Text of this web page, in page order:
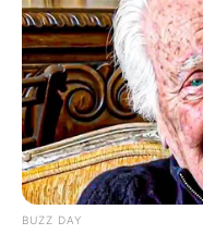
fans
Tanggal Lahir:
30 Agustus
BUZZ DAY